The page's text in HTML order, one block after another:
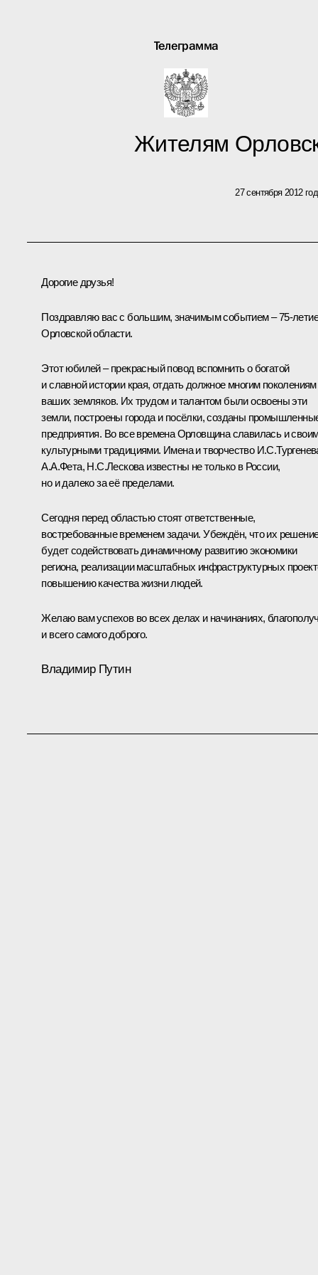
Телеграмма
Жителям
27 сентября 2012
Дорогие друзья!
Поздравляю вас с большим, значимым событием – 75-
Орловской области.
Этот юбилей – прекрасный повод вспомнить о богатой
и славной истории края, отдать должное многим поколениям
ваших земляков. Их трудом и талантом были освоены эти
земли, построены города и посёлки, созданы
предприятия. Во все времена Орловщина славилась и
культурными традициями. Имена и творчество
А.А.Фета, Н.С.Лескова известны не только в России,
но и далеко за её пределами.
Сегодня перед областью стоят ответственные,
востребованные временем задачи. Убеждён, что их
будет содействовать динамичному развитию экономики
региона, реализации масштабных инфраструктурных
повышению качества жизни людей.
Желаю вам успехов во всех делах и начинаниях,
и всего самого доброго.
Владимир Путин